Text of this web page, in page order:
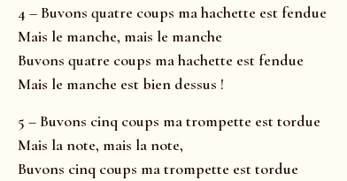
4 – Buvons quatre coups ma hachette est fendue
Mais le manche, mais le manche
Buvons quatre coups ma hachette est fendue
Mais le manche est bien dessus !
5 – Buvons cinq coups ma trompette est tordue
Mais la note, mais la note,
Buvons cinq coups ma trompette est tordue